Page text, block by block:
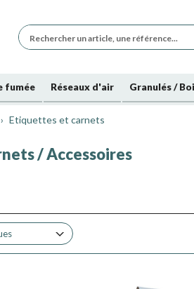
fumée Réseaux d'air Granulés /
Etiquettes et carnets
/ Accessoires